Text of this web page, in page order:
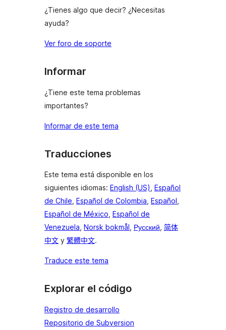
¿Tienes algo que decir? ¿Necesitas
ayuda?
Ver foro de soporte
Informar
¿Tiene este tema problemas
importantes?
Informar de este tema
Traducciones
Este tema está disponible en los
siguientes idiomas: English (US), Español
de Chile, Español de Colombia, Español,
Español de México, Español de
Venezuela, Norsk bokmål, Русский, 简体
中文 y 繁體中文.
Traduce este tema
Explorar el código
Registro de desarrollo
Repositorio de Subversion